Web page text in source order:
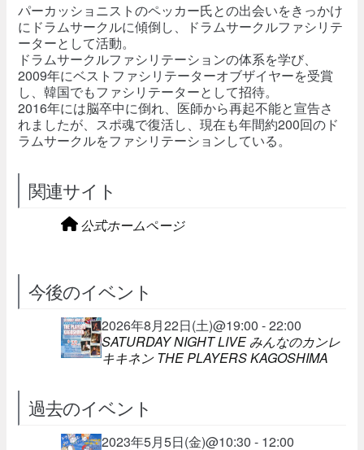
パーカッショニストのペッカー氏との出会いをきっかけ
にドラムサークルに傾倒し、ドラムサークルファシリテ
ーターとして活動。
ドラムサークルファシリテーションの体系を学び、
2009年にベストファシリテーターオブザイヤーを受賞
し、韓国でもファシリテーターとして招待。
2016年には脳卒中に倒れ、医師から再起不能と宣告さ
れましたが、スポ魂で復活し、現在も年間約200回のド
ラムサークルをファシリテーションしている。
関連サイト
公式ホームページ
今後のイベント
2026年8月22日(土)@19:00 - 22:00
SATURDAY NIGHT LIVE みんなのカンレ
キキネン THE PLAYERS KAGOSHIMA
過去のイベント
2023年5月5日(金)@10:30 - 12:00